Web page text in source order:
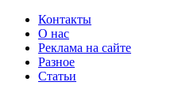
Контакты
О нас
Реклама на сайте
Разное
Статьи